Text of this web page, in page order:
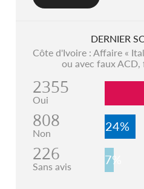
DERNIER
Côte d'Ivoire : Affaire «
ou avec faux ACD,
2355
Oui
808
Non 24%
226
Sans avis 7%